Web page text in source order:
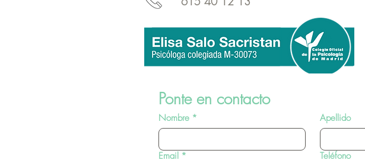
Ponte en contacto
Nombre * Apellido
Email * Teléfono